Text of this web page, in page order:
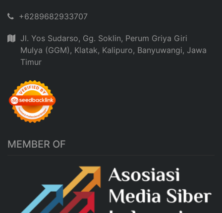
+6289682933707
Jl. Yos Sudarso, Gg. Soklin, Perum Griya Giri
Mulya (GGM), Klatak, Kalipuro, Banyuwangi, Jawa
Timur
MEMBER OF